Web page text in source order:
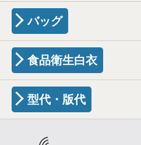
バッグ
食品衛生白衣
型代・版代